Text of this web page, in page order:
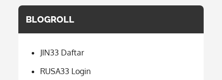
BLOGROLL
JIN33 Daftar
RUSA33 Login